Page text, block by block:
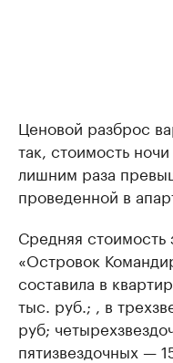
Ценовой разброс
так, стоимость
лишним раза
проведенной в
Средняя
«Островок
составила в
тыс. руб.; , в
руб;
пятизвездочных —